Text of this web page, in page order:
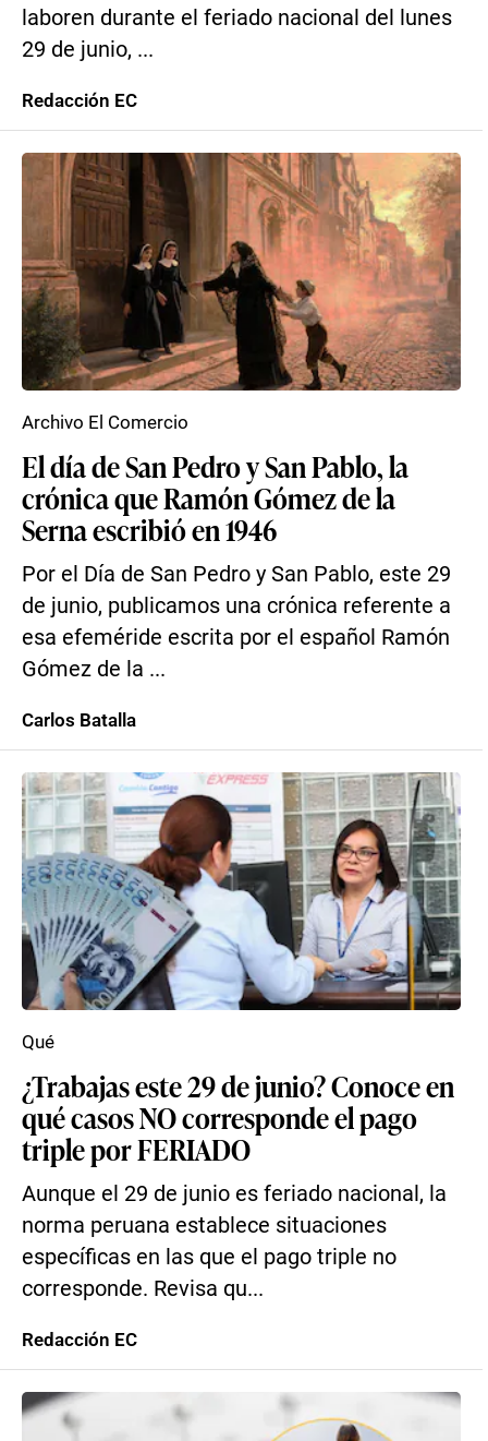
laboren durante el feriado nacional del lunes
29 de junio, ...
Redacción EC
El día de San Pedro y San Pablo, la
crónica que Ramón Gómez de la
Serna escribió en 1946
Por el Día de San Pedro y San Pablo, este 29
de junio, publicamos una crónica referente a
esa efeméride escrita por el español Ramón
Gómez de la ...
Archivo El Comercio
Carlos Batalla
¿Trabajas este 29 de junio? Conoce en
qué casos NO corresponde el pago
triple por FERIADO
Aunque el 29 de junio es feriado nacional, la
norma peruana establece situaciones
específicas en las que el pago triple no
corresponde. Revisa qu...
Qué
Redacción EC